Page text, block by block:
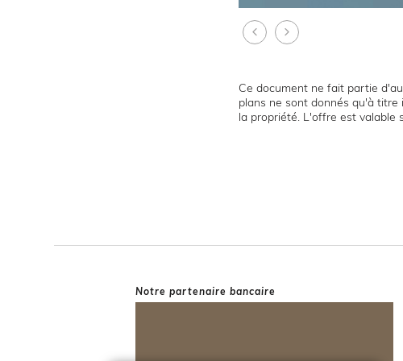
Ce document ne fait partie
plans ne sont donnés qu'à
la propriété. L'offre est valable
Notre partenaire bancaire